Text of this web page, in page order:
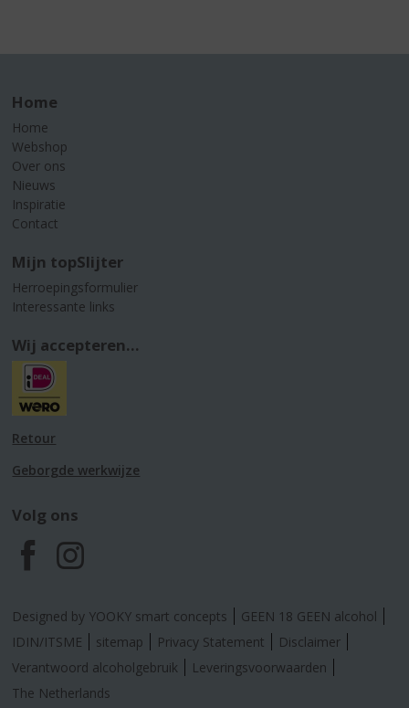
Home
Home
Webshop
Over ons
Nieuws
Inspiratie
Contact
Mijn topSlijter
Herroepingsformulier
Interessante links
Wij accepteren...
Retour
Geborgde werkwijze
Volg ons
F
a
c
e
I
n
s
t
Designed by YOOKY smart concepts
GEEN 18 GEEN alcohol
IDIN/ITSME
sitemap Privacy Statement
Disclaimer
Verantwoord alcoholgebruik
Leveringsvoorwaarden
The Netherlands